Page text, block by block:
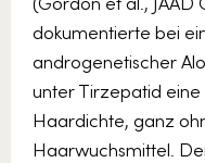
dokumentierte bei
androgenetischer
unter Tirzepatid
Haardichte, ganz
Haarwuchsmittel.